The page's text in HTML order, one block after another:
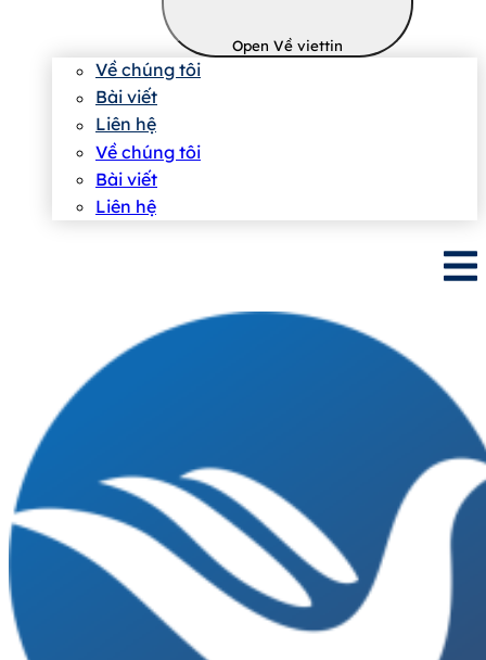
Open Về viettin
Về chúng tôi
Bài viết
Liên hệ
Về chúng tôi
Bài viết
Liên hệ